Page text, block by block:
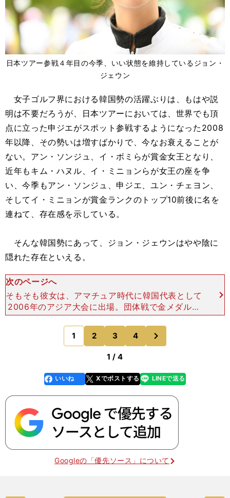
日本ツアー参戦４年目の今季、いい状態を維持しているジョン・
ジェウン
女子ゴルフ界における韓国勢の活躍ぶりは、もはや説
明は不要だろうが、日本ツアーにおいては、世界でも頂
点に立った申ジエがスポット参戦するようになった2008
年以降、その勢いは増すばかりで、今なお衰えることが
ない。アン・ソンジュ、イ・ボミらが賞金女王となり、
近年もキム・ハヌル、イ・ミニョンらが女王の座を争
い、今季もアン・ソンジュ、申ジエ、ユン・チェヨン、
そしてイ・ミニョンが賞金ランクのトップ10前後に名を
連ねて、存在感を示している。
そんな韓国勢にあって、ジョン・ジェウンはやや陰に
隠れた存在といえる。
次のページへ
そもそも彼女は、アマチュア時代に韓国代表として
2006年のアジア大会に出場。団体戦で金メダルを
獲得し、将来を嘱望された逸材のひとりだったが、
2008年にプロに転向して以降、なかなか結果を出
すことができ
1 2 3 4
のページへ
1 / 4
faceboo
k
いいね Xでポストする
line LINEで送る
Googleの「優先ソース」について